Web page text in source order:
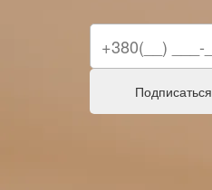
Подписаться